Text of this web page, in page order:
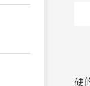
硬